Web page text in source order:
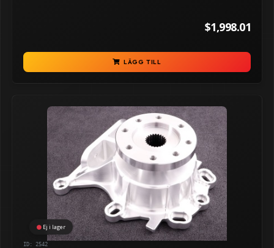
$1,998.01
LÄGG TILL
Ej i lager
ID: 2542